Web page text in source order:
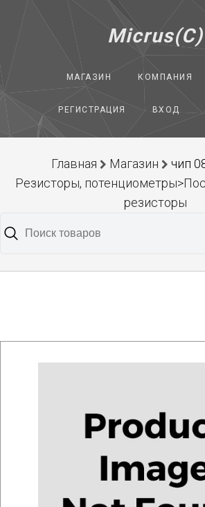
Micrus(C)
МАГАЗИН КОМПАНИЯ
РЕГИСТРАЦИЯ ВХОД
Главная Магазин
чип
Резисторы,
резисторы